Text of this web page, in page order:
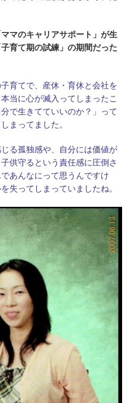
マのキャリアサポート」が生
育て期の試練」の期間だった
育てで、産休・育休と会社を
当に心が滅入ってしまったこ
で生きてていいのか？」って
まってました。
る孤独感や、自分には価値が
供守るという責任感に圧倒さ
あんなにって思うんですけ
失ってしまっていましたね。